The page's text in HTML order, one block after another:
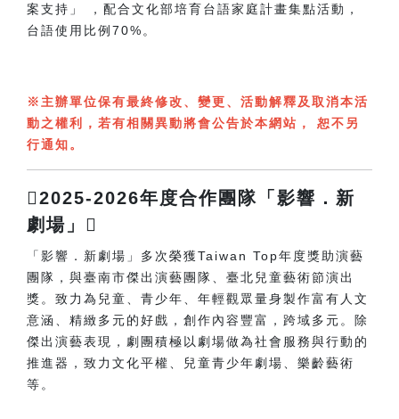
案支持」 ，配合文化部培育台語家庭計畫集點活動，
台語使用比例70%。
※主辦單位保有最終修改、變更、活動解釋及取消本活
動之權利，若有相關異動將會公告於本網站， 恕不另
行通知。
2025-2026年度合作團隊「影響．新
劇場」
「影響．新劇場」多次榮獲Taiwan Top年度獎助演藝
團隊，與臺南市傑出演藝團隊、臺北兒童藝術節演出
獎。致力為兒童、青少年、年輕觀眾量身製作富有人文
意涵、精緻多元的好戲，創作內容豐富，跨域多元。除
傑出演藝表現，劇團積極以劇場做為社會服務與行動的
推進器，致力文化平權、兒童青少年劇場、樂齡藝術
等。